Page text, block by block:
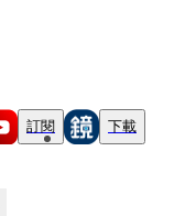
訂閱 下載